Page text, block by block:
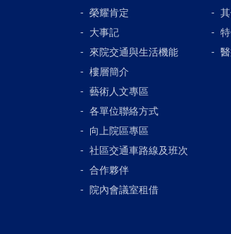
榮耀肯定
大事記
來院交通與生活機能
樓層簡介
藝術人文專區
各單位聯絡方式
向上院區專區
社區交通車路線及班次
合作夥伴
院內會議室租借